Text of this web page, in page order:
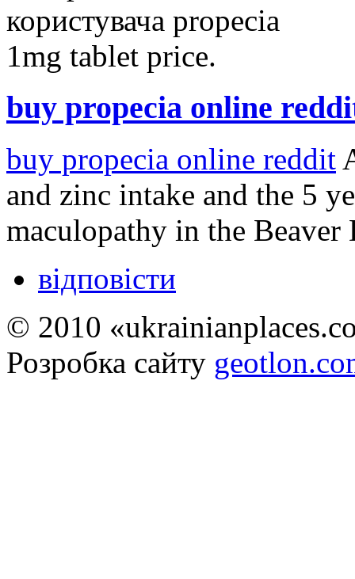
buy propecia online
buy propecia online reddit
and zinc intake and the 5
maculopathy in the Beaver
відповісти
© 2010
Розробка сайту